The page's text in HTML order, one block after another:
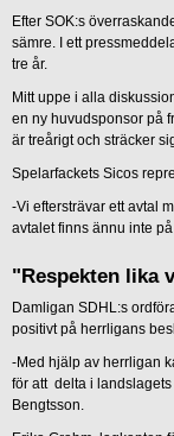
Efter SOK:s
sämre. I ett
tre år.
Mitt uppe i alla
en ny huvudsponsor på
är treårigt och sträcker
Spelarfackets Sicos
-Vi eftersträvar ett avtal
avtalet finns ännu inte
"Respekten lika
Damligan SDHL:s
positivt på herrligans
-Med hjälp av herrligan
för att delta i
Bengtsson.